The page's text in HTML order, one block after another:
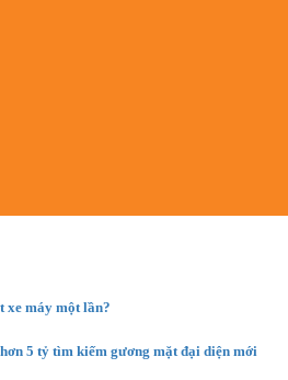
xe máy một lần?
5 tỷ tìm kiếm gương mặt đại diện mới